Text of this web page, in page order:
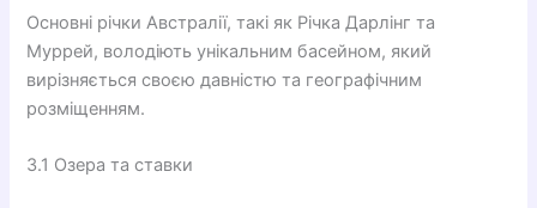
Основні річки Австралії, такі як Річка Дарлінг та
Муррей, володіють унікальним басейном, який
вирізняється своєю давністю та географічним
розміщенням.
3.1 Озера та ставки